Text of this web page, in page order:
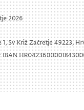
2026
Sv Križ Začretje 49223,
IBAN